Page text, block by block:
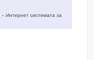
– Интернет системата за